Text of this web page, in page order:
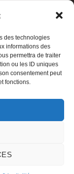
des technologies
informations des
permettra de traiter
ou les ID uniques
consentement peut
fonctions.